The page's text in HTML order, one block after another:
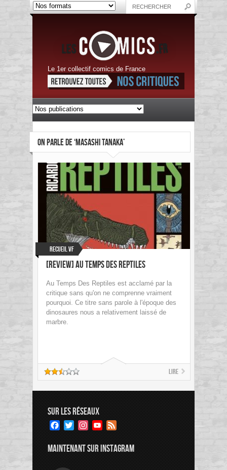
Le 1er collectif comics de France
ON PARLE DE ‘MASASHI TANAKA’
Recueil VF
[Review] Au Temps Des Reptiles
Au Temps Des Reptiles est acclamé par la
critique sans qu'on ne comprenne vraiment
pourquoi. Ce titre sans parole à l'époque des
dinosaures nous a relativement laissé de
marbre.
Lire
SUR LES RÉSEAUX
Facebook
TwitterInstagramYouTube
MAINTENANT SUR INSTAGRAM